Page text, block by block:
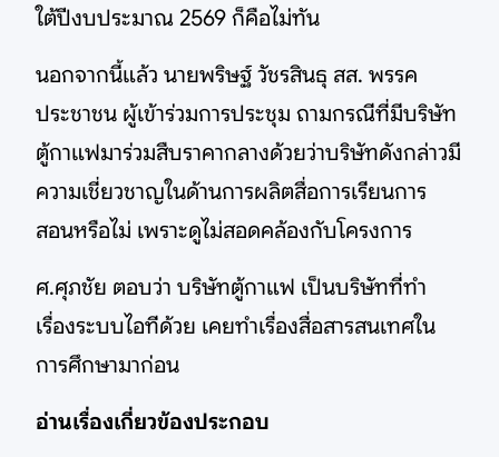
ใต้ปีงบประมาณ 2569 ก็คือไม่ทัน
นอกจากนี้แล้ว นายพริษฐ์ วัชรสินธุ สส. พรรค
ประชาชน ผู้เข้าร่วมการประชุม ถามกรณีที่มีบริษัท
ตู้กาแฟมาร่วมสืบราคากลางด้วยว่าบริษัทดังกล่าวมี
ความเชี่ยวชาญในด้านการผลิตสื่อการเรียนการ
สอนหรือไม่ เพราะดูไม่สอดคล้องกับโครงการ
ศ.ศุภชัย ตอบว่า บริษัทตู้กาแฟ เป็นบริษัทที่ทำ
เรื่องระบบไอทีด้วย เคยทำเรื่องสื่อสารสนเทศใน
การศึกษามาก่อน
อ่านเรื่องเกี่ยวข้องประกอบ